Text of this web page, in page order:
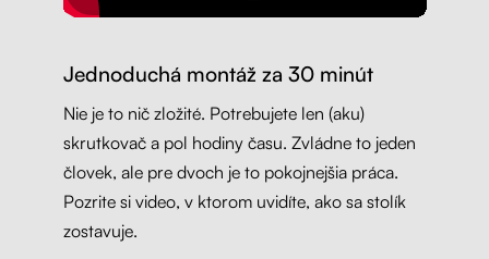
Jednoduchá montáž za 30 minút
Nie je to nič zložité. Potrebujete len (aku)
skrutkovač a pol hodiny času. Zvládne to jeden
človek, ale pre dvoch je to pokojnejšia práca.
Pozrite si video, v ktorom uvidíte, ako sa stolík
zostavuje.